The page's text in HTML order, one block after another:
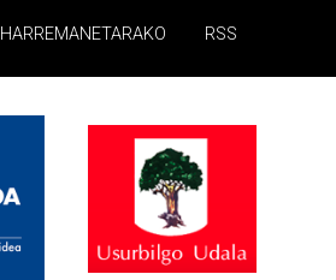
HARREMANETARAKO RSS